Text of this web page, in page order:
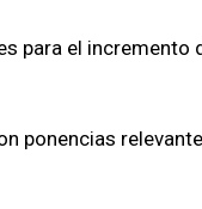
para el incremento
ponencias